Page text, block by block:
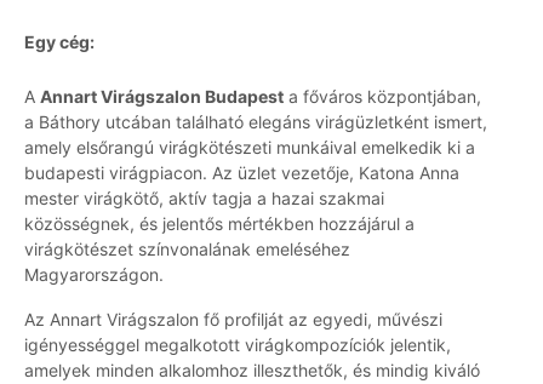
Egy cég:
A Annart Virágszalon Budapest a főváros központjában,
a Báthory utcában található elegáns virágüzletként ismert,
amely elsőrangú virágkötészeti munkáival emelkedik ki a
budapesti virágpiacon. Az üzlet vezetője, Katona Anna
mester virágkötő, aktív tagja a hazai szakmai
közösségnek, és jelentős mértékben hozzájárul a
virágkötészet színvonalának emeléséhez
Magyarországon.
Az Annart Virágszalon fő profilját az egyedi, művészi
igényességgel megalkotott virágkompozíciók jelentik,
amelyek minden alkalomhoz illeszthetők, és mindig kiváló